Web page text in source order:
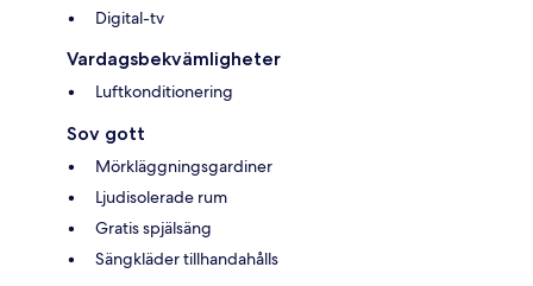
Digital-tv
Vardagsbekvämligheter
Luftkonditionering
Sov gott
Mörkläggningsgardiner
Ljudisolerade rum
Gratis spjälsäng
Sängkläder tillhandahålls